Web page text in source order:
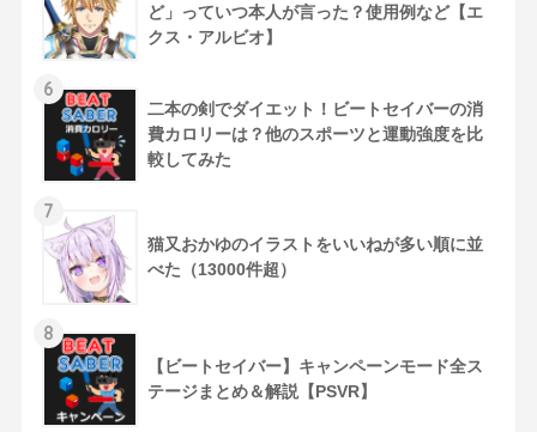
ど」っていつ本人が言った？使用例など【エ
クス・アルビオ】
6
二本の剣でダイエット！ビートセイバーの消
費カロリーは？他のスポーツと運動強度を比
較してみた
7
猫又おかゆのイラストをいいねが多い順に並
べた（13000件超）
8
【ビートセイバー】キャンペーンモード全ス
テージまとめ＆解説【PSVR】